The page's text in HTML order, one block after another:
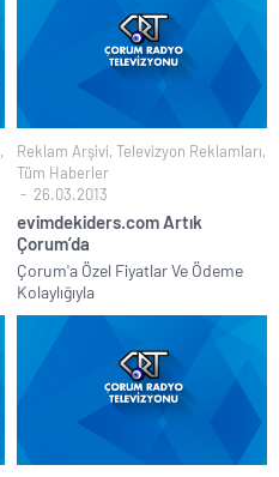
,
Reklam Arşivi, Televizyon Reklamları,
Tüm Haberler
26.03.2013
evimdekiders.com Artık
Çorum’da
Çorum'a Özel Fiyatlar Ve Ödeme
Kolaylığıyla